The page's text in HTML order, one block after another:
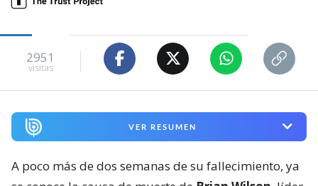
2951
visitas
VER RESUMEN
A poco más de dos semanas de su fallecimiento, ya